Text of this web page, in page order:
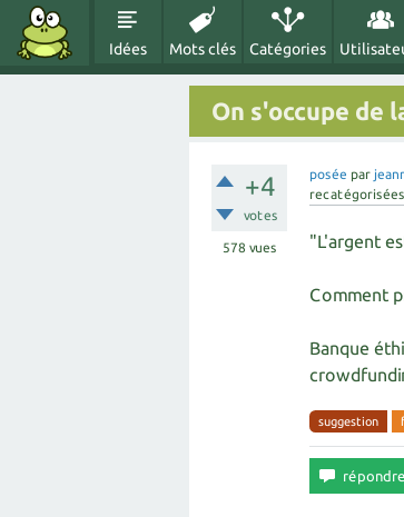
Idées Mots clés Catégories
On s'occupe de
+4
votes
578 vues
posée par
recatégorisées
"L'argent
Comment
Banque
suggestion